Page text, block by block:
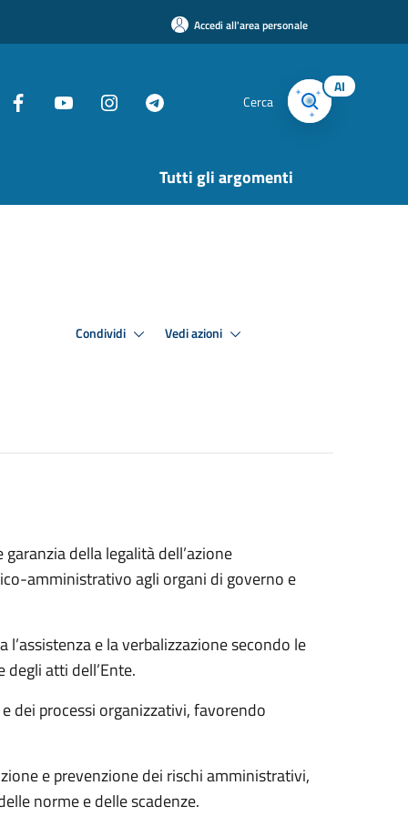
Accedi all'area personale
Cerca
AI
Tutti gli argomenti
Condividi Vedi azioni
della legalità dell’azione
amministrativo agli organi di governo e
e la verbalizzazione secondo le
atti dell’Ente.
dei processi organizzativi, favorendo
e prevenzione dei rischi amministrativi,
norme e delle scadenze.